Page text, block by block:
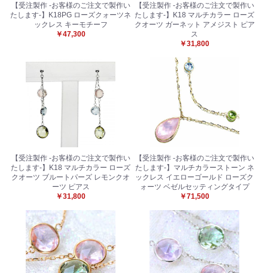
【受注製作 -お客様のご注文で製作い
たします-】K18PG ローズクォーツネ
ックレス キーモチーフ
￥47,300
【受注製作 -お客様のご注文で製作い
たします-】K18 マルチカラー ローズ
クオーツ ガーネット アメジスト ピア
ス
￥31,800
【受注製作 -お客様のご注文で製作い
たします-】K18 マルチカラー ローズ
クオーツ ブルートパーズ レモンクオ
ーツ ピアス
￥31,800
【受注製作 -お客様のご注文で製作い
たします-】マルチカラーストーン ネ
ックレス イエローゴールド ローズク
ォーツ ベゼルセッティングタイプ
￥71,500
お買い物を続ける カートへ進む